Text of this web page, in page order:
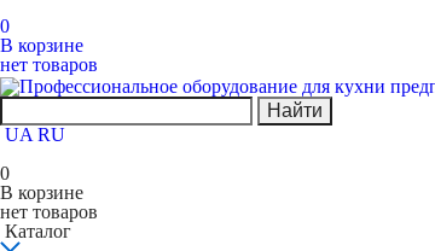
0
В корзине
нет товаров
Найти
UA RU
0
В корзине
нет товаров
Каталог